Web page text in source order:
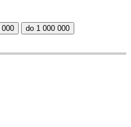
000
do 1 000 000